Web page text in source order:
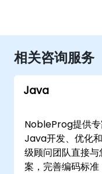
相关咨询服务
Java
NobleProg提供
Java开发、优化
级顾问团队直接
案，完善编码标